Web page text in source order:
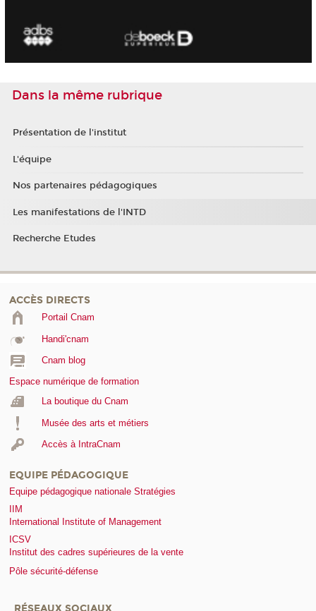
Dans la même rubrique
Présentation de l'institut
L'équipe
Nos partenaires pédagogiques
Les manifestations de l'INTD
Recherche Etudes
ACCÈS DIRECTS
Portail Cnam
Handi'cnam
Cnam blog
Espace numérique de formation
La boutique du Cnam
Musée des arts et métiers
Accès à IntraCnam
EQUIPE PÉDAGOGIQUE
Equipe pédagogique nationale Stratégies
IIM
International Institute of Management
ICSV
Institut des cadres supérieures de la vente
Pôle sécurité-défense
RÉSEAUX SOCIAUX